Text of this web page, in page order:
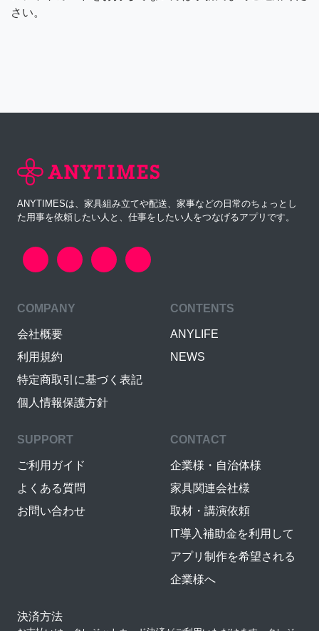
さい。
ANYTIMESは、家具組み立てや配送、家事などの日常のちょっとし
た用事を依頼したい人と、仕事をしたい人をつなげるアプリです。
COMPANY
会社概要
利用規約
特定商取引に基づく表記
個人情報保護方針
CONTENTS
ANYLIFE
NEWS
SUPPORT
ご利用ガイド
よくある質問
お問い合わせ
CONTACT
企業様・自治体様
家具関連会社様
取材・講演依頼
IT導入補助金を利用して
アプリ制作を希望される
企業様へ
決済方法